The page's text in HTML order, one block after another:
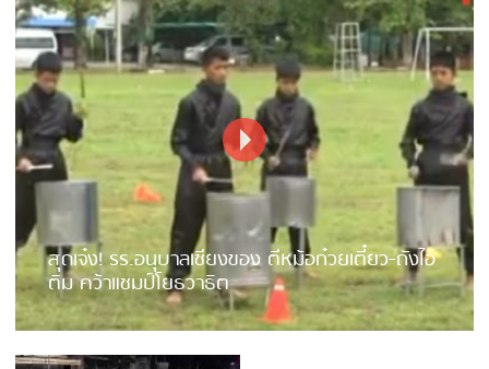
สุดเจ๋ง! รร.อนุบาลเชียงของ ตีหม้อก๋วยเตี๋ยว-ถังไอ
ติม คว้าแชมป์โยธวาธิต